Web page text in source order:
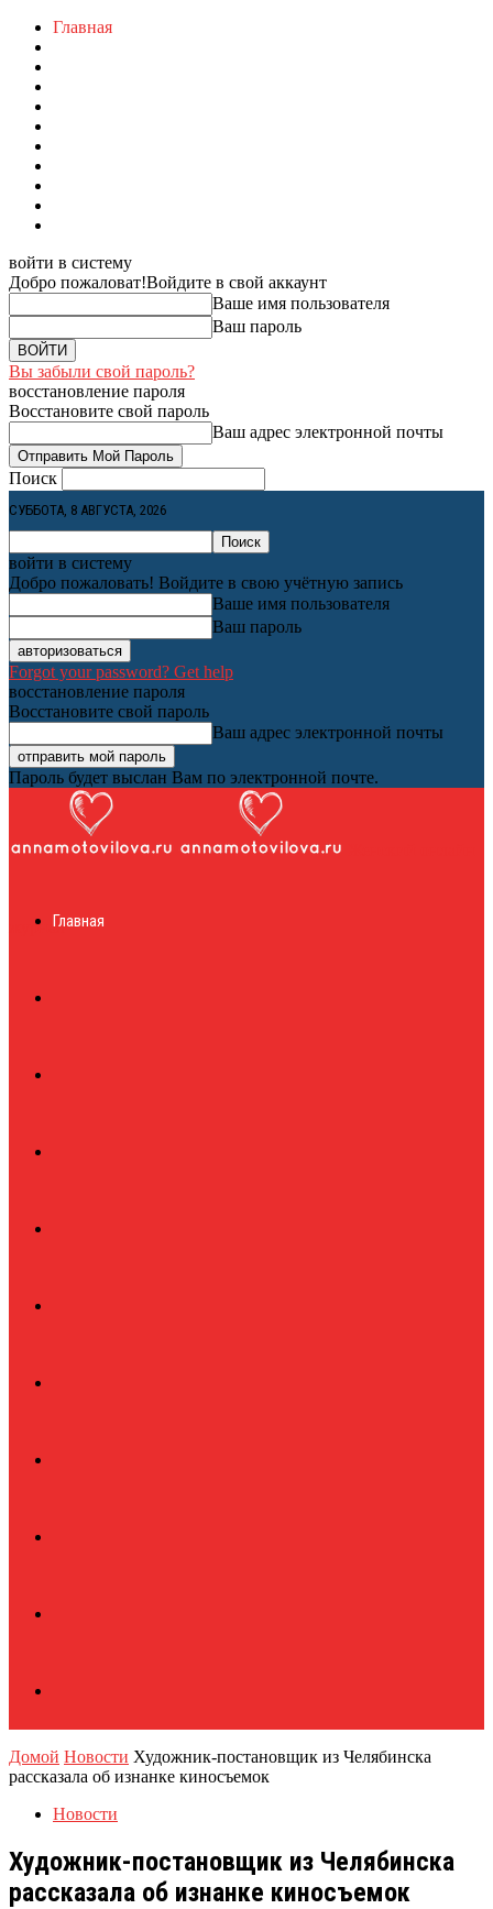
Главная
войти в систему
Добро пожаловат!Войдите в свой аккаунт
Ваше имя пользователя
Ваш пароль
Вы забыли свой пароль?
восстановление пароля
Восстановите свой пароль
Ваш адрес электронной почты
Поиск
СУББОТА, 8 АВГУСТА, 2026
войти в систему
Добро пожаловать! Войдите в свою учётную запись
Ваше имя пользователя
Ваш пароль
Forgot your password? Get help
восстановление пароля
Восстановите свой пароль
Ваш адрес электронной почты
Пароль будет выслан Вам по электронной почте.
журналГлавная
Домой Новости Художник-постановщик из Челябинска
рассказала об изнанке киносъемок
Новости
Художник-постановщик из Челябинска
рассказала об изнанке киносъемок